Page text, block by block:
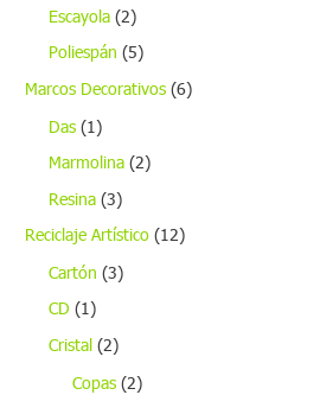
Escayola (2)
Poliespán (5)
Marcos Decorativos (6)
Das (1)
Marmolina (2)
Resina (3)
Reciclaje Artístico (12)
Cartón (3)
CD (1)
Cristal (2)
Copas (2)